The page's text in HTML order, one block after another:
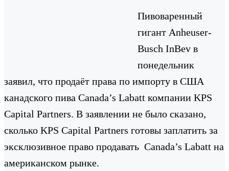
Пивоваренный
гигант Anheuser-
Busch InBev в
понедельник
заявил, что продаёт права по импорту в США
канадского пива Canada’s Labatt компании KPS
Capital Partners. В заявлении не было сказано,
сколько KPS Capital Partners готовы заплатить за
эксклюзивное право продавать Canada’s Labatt на
американском рынке.